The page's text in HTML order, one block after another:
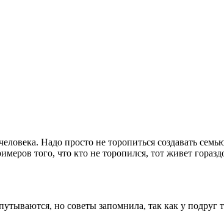
Надо просто не торопиться создавать
того, что кто не торопился, тот живет
но советы запомнила, так как у подруг